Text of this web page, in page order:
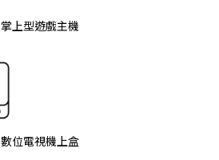
掌上型遊戲主機
數位電視機上盒